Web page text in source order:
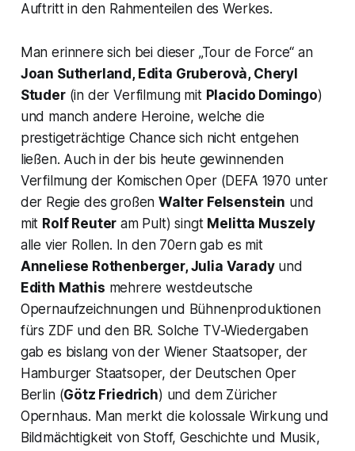
Auftritt in den Rahmenteilen des Werkes.
Man erinnere sich bei dieser „Tour de Force“ an
Joan Sutherland, Edita Gruberovà, Cheryl
Studer(in der Verfilmung mit Placido Domingo)
und manch andere Heroine, welche die
prestigeträchtige Chance sich nicht entgehen
ließen. Auch in der bis heute gewinnenden
Verfilmung der Komischen Oper (DEFA 1970 unter
der Regie des großenWalter Felsenstein und
mit Rolf Reuter am Pult) singt Melitta Muszely
alle vier Rollen. In den 70ern gab es mit
Anneliese Rothenberger, Julia Varadyund
Edith Mathis mehrere westdeutsche
Opernaufzeichnungen und Bühnenproduktionen
fürs ZDF und den BR. Solche TV-Wiedergaben
gab es bislang von der Wiener Staatsoper, der
Hamburger Staatsoper, der Deutschen Oper
Berlin (Götz Friedrich) und dem Züricher
Opernhaus. Man merkt die kolossale Wirkung und
Bildmächtigkeit von Stoff, Geschichte und Musik,